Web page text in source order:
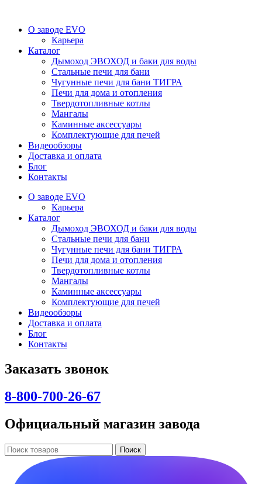
О заводе EVO
Карьера
Каталог
Дымоход ЭВОХОД и баки для воды
Стальные печи для бани
Чугунные печи для бани ТИГРА
Печи для дома и отопления
Твердотопливные котлы
Мангалы
Каминные аксессуары
Комплектующие для печей
Видеообзоры
Доставка и оплата
Блог
Контакты
О заводе EVO
Карьера
Каталог
Дымоход ЭВОХОД и баки для воды
Стальные печи для бани
Чугунные печи для бани ТИГРА
Печи для дома и отопления
Твердотопливные котлы
Мангалы
Каминные аксессуары
Комплектующие для печей
Видеообзоры
Доставка и оплата
Блог
Контакты
Заказать звонок
8-800-700-26-67
Официальный магазин завода
Поиск